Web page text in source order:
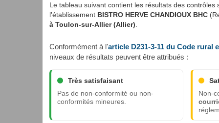
Le tableau suivant contient les résultats des contrôles
l'établissement BISTRO HERVE CHANDIOUX BHC
à Toulon-sur-Allier (Allier)
Conformément à l'article D231-3-11 du Code rural
niveaux de résultats peuvent être attribués :
Très satisfaisant
Pas de non-conformité ou non-
conformités mineures.
Non-